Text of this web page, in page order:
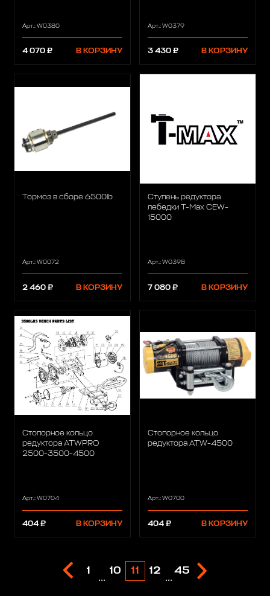
Арт.: W0380
4 070 ₽ В КОРЗИНУ
Арт.: W0379
3 430 ₽ В КОРЗИНУ
Тормоз в сборе 6500lb
Арт.: W0072
2 460 ₽ В КОРЗИНУ
Ступень редуктора
лебедки T-Max CEW-
15000
Арт.: W0398
7 080 ₽ В КОРЗИНУ
Стопорное кольцо
редуктора ATWPRO
2500-3500-4500
Арт.: W0704
404 ₽ В КОРЗИНУ
Стопорное кольцо
редуктора ATW-4500
Арт.: W0700
404 ₽ В КОРЗИНУ
1
...
10 11 12
...
45